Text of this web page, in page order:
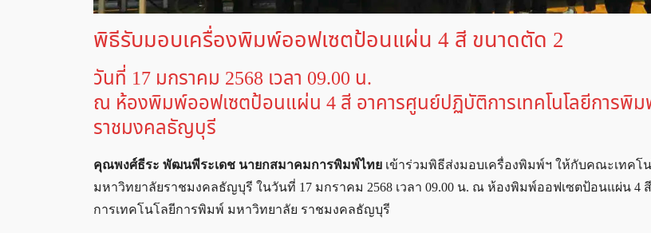
พิธีรับมอบเครื่องพิมพ์ออฟเซตป้อนแผ่น 4 สี ขนาดตัด 2
วันที่ 17 มกราคม 2568 เวลา 09.00 น.
ณ ห้องพิมพ์ออฟเซตป้อนแผ่น 4 สี อาคารศูนย์ปฏิบัติการเทคโนโลยีการพิ
ราชมงคลธัญบุรี
คุณพงศ์ธีระ พัฒนพีระเดช นายกสมาคมการพิมพ์ไทย เข้าร่วมพิธีส่งมอบเครื่องพิมพ์ฯ ให้กับคณะเทคโ
มหาวิทยาลัยราชมงคลธัญบุรี ในวันที่ 17 มกราคม 2568 เวลา 09.00 น. ณ ห้องพิมพ์ออฟเซตป้อนแผ่น 4
การเทคโนโลยีการพิมพ์ มหาวิทยาลัย ราชมงคลธัญบุรี